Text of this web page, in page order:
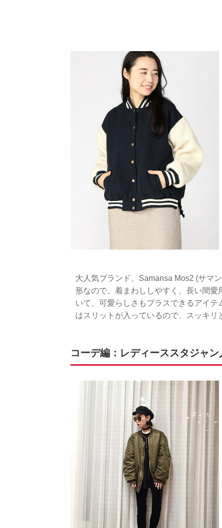
大人気ブランド、Samansa Mos2 (サマ
形なので、着まわししやすく、長い間
いて、可愛らしさもプラスできるアイ
はスリットが入っているので、スッキ
コーデ編：レディーススタジャ